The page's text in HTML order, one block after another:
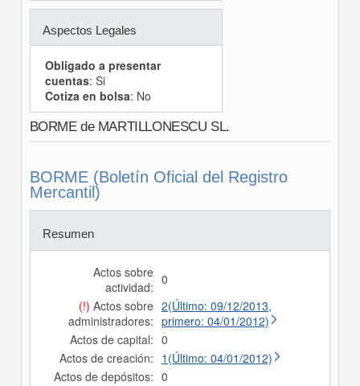
Aspectos Legales
Obligado a presentar
cuentas: Si
Cotiza en bolsa: No
BORME de MARTILLONESCU SL.
BORME (Boletín Oficial del Registro
Mercantil)
Resumen
Actos sobre
actividad: 0
(!) Actos sobre
administradores:
2(Último: 09/12/2013,
primero: 04/01/2012)
Actos de capital: 0
Actos de creación: 1(Último: 04/01/2012)
Actos de depósitos: 0